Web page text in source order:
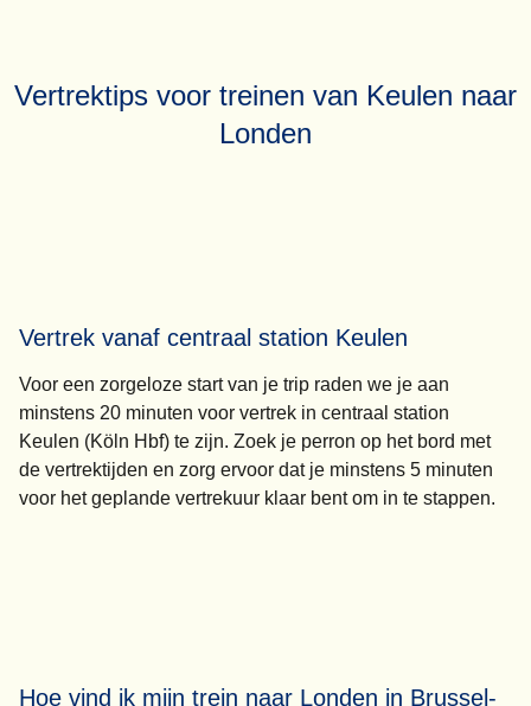
Vertrektips voor treinen van Keulen naar
Londen
Vertrek vanaf centraal station Keulen
Voor een zorgeloze start van je trip raden we je aan
minstens 20 minuten voor vertrek in centraal station
Keulen (Köln Hbf) te zijn. Zoek je perron op het bord met
de vertrektijden en zorg ervoor dat je minstens 5 minuten
voor het geplande vertrekuur klaar bent om in te stappen.
Hoe vind ik mijn trein naar Londen in Brussel-